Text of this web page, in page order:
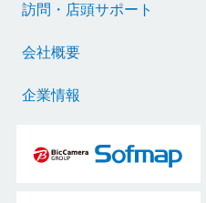
訪問・店頭サポート
会社概要
企業情報